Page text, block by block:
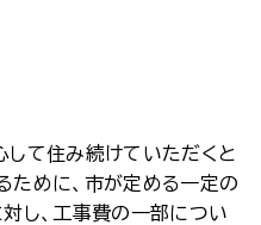
て住み続けていただくと
ために、市が定める一定の
し、工事費の一部につい